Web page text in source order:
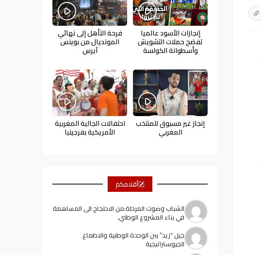
إنجازات الأسود عالميا
تفضح حملات التشويش
وأسطوانة الكولسة
فرحة التأهل إلى نهائي
المونديال من بوينس
آيرس
إنجاز غير مسبوق للمنتخب
المغربي
احتفالات الجالية المغربية
الأمريكية بفرجينيا
أقلامكم
الشباب وصوت المرحلة:من الاحتجاج الى المساهمة
في بناء المشروع الوطني.
جيل “زيد” ببن الوحدة الوطنية والاطماع
الجيوستراتيجية